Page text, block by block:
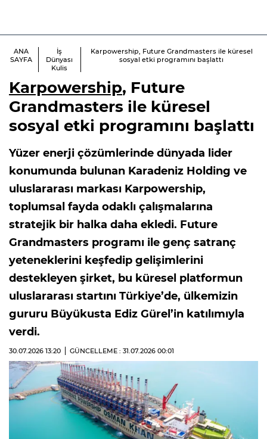
ANA
SAYFA
İş
Dünyası
Kulis
Karpowership, Future Grandmasters ile küresel
sosyal etki programını başlattı
Karpowership, Future
Grandmasters ile küresel
sosyal etki programını başlattı
Yüzer enerji çözümlerinde dünyada lider
konumunda bulunan Karadeniz Holding ve
uluslararası markası Karpowership,
toplumsal fayda odaklı çalışmalarına
stratejik bir halka daha ekledi. Future
Grandmasters programı ile genç satranç
yeteneklerini keşfedip gelişimlerini
destekleyen şirket, bu küresel platformun
uluslararası startını Türkiye’de, ülkemizin
gururu Büyükusta Ediz Gürel’in katılımıyla
verdi.
30.07.2026 13:20 GÜNCELLEME : 31.07.2026 00:01